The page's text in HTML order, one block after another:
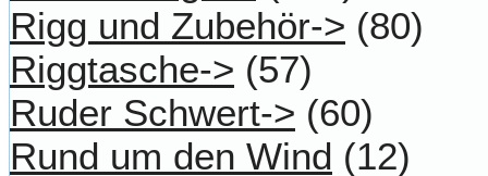
Rigg und Zubehör-> (80)
Riggtasche-> (57)
Ruder Schwert-> (60)
Rund um den Wind (12)